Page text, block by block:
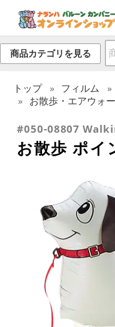
商品カテゴリを見る
トップ フィルム
お散歩・エアウォ
#050-08807
お散歩 ポイ